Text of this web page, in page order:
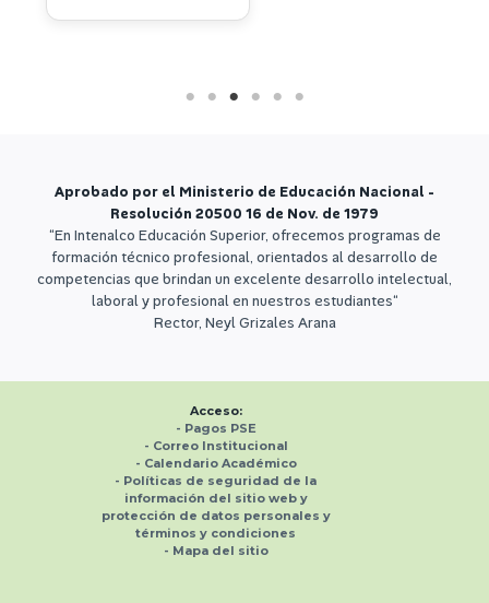
Aprobado por el Ministerio de Educación Nacional -
Resolución 20500 16 de Nov. de 1979
“En Intenalco Educación Superior, ofrecemos programas de
formación técnico profesional, orientados al desarrollo de
competencias que brindan un excelente desarrollo intelectual,
laboral y profesional en nuestros estudiantes“
Rector, Neyl Grizales Arana
Acceso:
- Pagos PSE
- Correo Institucional
- Calendario Académico
- Políticas de seguridad de la
información del sitio web y
protección de datos personales y
términos y condiciones
- Mapa del sitio